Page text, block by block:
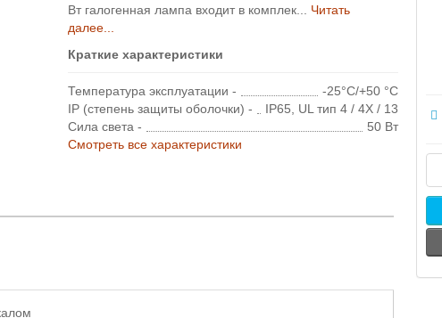
Вт галогенная лампа входит в комплек... Читать
далее...
Краткие характеристики
Температура эксплуатации -
-25°C/+50 °C
IP (степень защиты оболочки) -
IP65, UL тип 4 / 4X / 13
Сила света -
50 Вт
Смотреть все характеристики